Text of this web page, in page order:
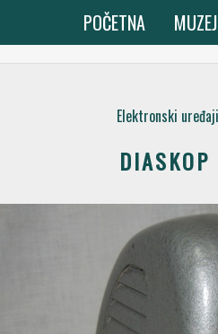
POČETNA MUZEJ
Elektronski uređaji